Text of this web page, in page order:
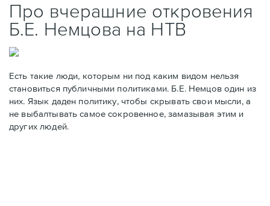
Про вчерашние откровения
Б.Е. Немцова на НТВ
Есть такие люди, которым ни под каким видом нельзя
становиться публичными политиками. Б.Е. Немцов один из
них. Язык даден политику, чтобы скрывать свои мысли, а
не выбалтывать самое сокровенное, замазывая этим и
других людей.